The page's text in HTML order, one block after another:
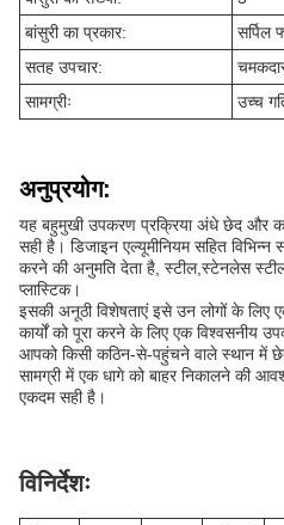
बांसुरी का प्रकार:
सर्पिल
सतह उपचार:
सामग्रीः
उच्च
अनुप्रयोग:
यह बहुमुखी उपकरण प्रक्रिया अंधे छेद और
सही है। डिजाइन एल्यूमीनियम सहित
करने की अनुमति देता है, स्टील,स्टेनलेस
प्लास्टिक।
इसकी अनूठी विशेषताएं इसे उन लोगों के लिए
कार्यों को पूरा करने के लिए एक विश्वसनीय
आपको किसी कठिन-से-पहुंचने वाले स्थान में
सामग्री में एक धागे को बाहर निकालने की
एकदम सही है।
विनिर्देशः